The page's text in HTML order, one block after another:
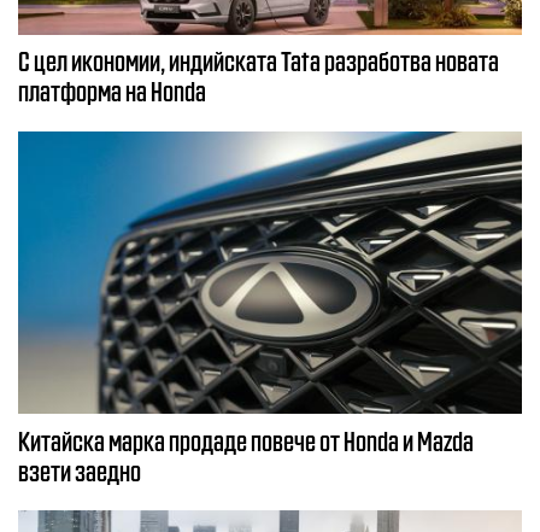
С цел икономии, индийската Tata разработва новата
платформа на Honda
Китайска марка продаде повече от Honda и Mazda
взети заедно